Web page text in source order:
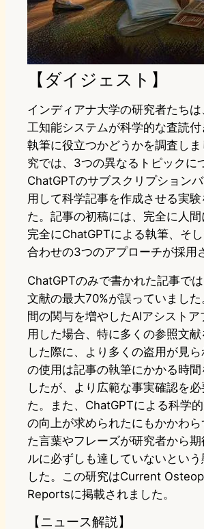
【ダイジェスト】
インディアナ大学の研究者たちは
工知能システムが科学的な査読
執筆に役立つかどうかを調査し
究では、3つの異なるトピックに
ChatGPTのサブスクリプション
用して科学記事を作成させる実験
た。記事の初稿には、完全に人間
完全にChatGPTによる執筆、そ
合わせの3つのアプローチが採用
ChatGPTのみで書かれた記事で
文献の最大70%が誤っていました
間の関与を増やしたAIアシストア
用した場合、特に多くの参照文
した際に、より多くの盗用が見
の使用は記事の執筆にかかる時間
したが、より広範な事実確認を
た。また、ChatGPTによる科学
の向上が求められたにもかかわ
た言葉やフレーズが研究者から
ルに必ずしも達していないという
した。この研究はCurrent
Reportsに掲載されました。
【ニュース解説】